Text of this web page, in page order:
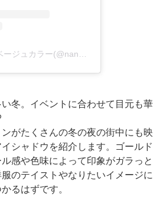
冬。イベントに合わせて目元も華
がたくさんの冬の夜の街中にも映
シャドウを紹介します。ゴールド
感や色味によって印象がガラっと
のテイストやなりたいイメージに
るはずです。